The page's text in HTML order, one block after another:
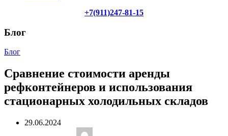
+7(911)247-81-15
Блог
Блог
Сравнение стоимости аренды
рефконтейнеров и использования
стационарных холодильных складов
29.06.2024